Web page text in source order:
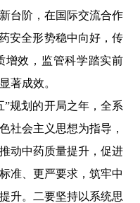
台阶，在国际交流合作
安全形势稳中向好，传
增效，监管科学踏实前
著成效。
规划的开局之年，全系
社会主义思想为指导，
动中药质量提升，促进
准、更严要求，筑牢中
升。二要坚持以系统思